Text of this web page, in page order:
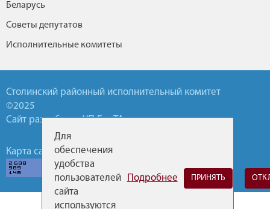
Беларусь
Советы депутатов
Исполнительные комитеты
Столинский районный исполнительный комитет
©2025
Сайт разработан УП БелТА
Карта сайта Обратная связь
Для
обеспечения
удобства
пользователей
сайта
используются
Подробнее ПРИНЯТЬ